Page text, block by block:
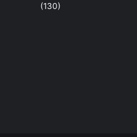
(130)